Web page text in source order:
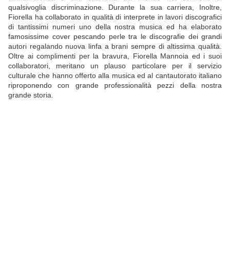
qualsivoglia discriminazione. Durante la sua carriera, Inoltre,
Fiorella ha collaborato in qualità di interprete in lavori discografici
di tantissimi numeri uno della nostra musica ed ha elaborato
famosissime cover pescando perle tra le discografie dei grandi
autori regalando nuova linfa a brani sempre di altissima qualità.
Oltre ai complimenti per la bravura, Fiorella Mannoia ed i suoi
collaboratori, meritano un plauso particolare per il servizio
culturale che hanno offerto alla musica ed al cantautorato italiano
riproponendo con grande professionalità pezzi della nostra
grande storia.